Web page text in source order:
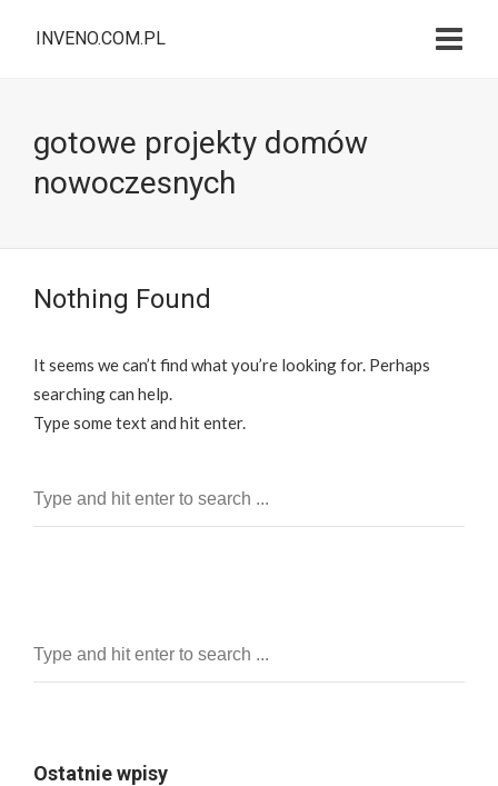
INVENO.COM.PL
gotowe projekty domów
nowoczesnych
Nothing Found
It seems we can’t find what you’re looking for. Perhaps
searching can help.
Type some text and hit enter.
Ostatnie wpisy